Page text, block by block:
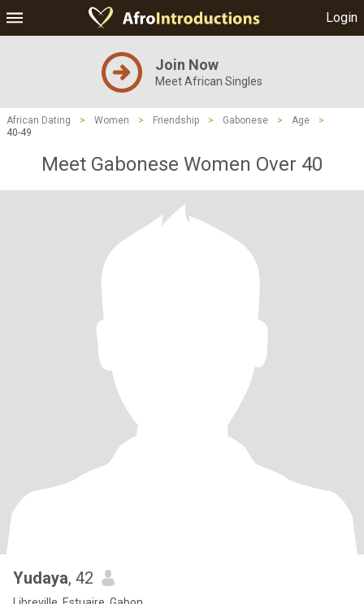
Login
Join Now
Meet African Singles
African Dating > Women > Friendship > Gabonese > Age
>
40-49
Meet Gabonese Women Over 40
Yudaya, 42